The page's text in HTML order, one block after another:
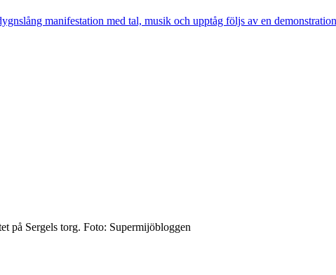
manifestation med tal, musik och upptåg följs av en
på Sergels torg. Foto: Supermijöbloggen